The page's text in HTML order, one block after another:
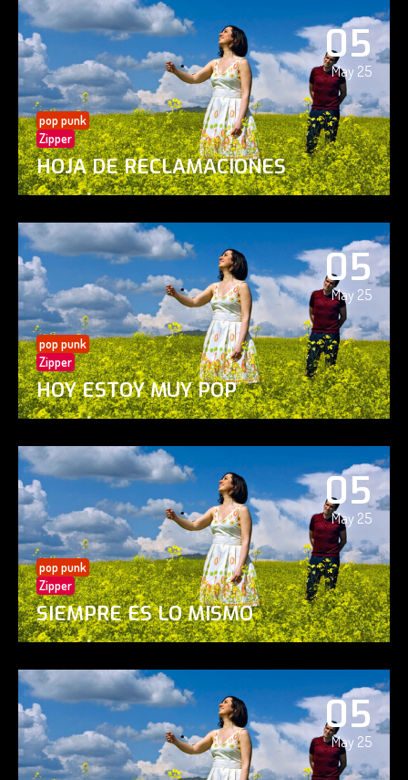
05
May 25
pop punk
Zipper
HOJA DE RECLAMACIONES
05
May 25
pop punk
Zipper
HOY ESTOY MUY POP
05
May 25
pop punk
Zipper
SIEMPRE ES LO MISMO
05
May 25